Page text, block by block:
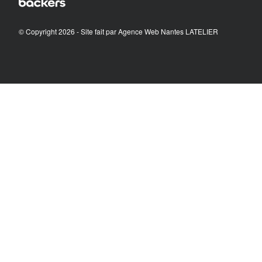
© Copyright 2026 - Site fait parAgence Web Nantes LATELIER